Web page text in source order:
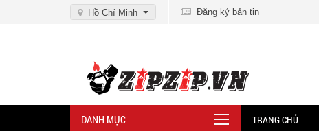
Hồ Chí Minh Đăng ký bản tin
DANH MỤC TRANG CHỦ